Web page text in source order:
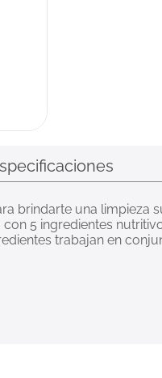
brindarte una limpieza
5 ingredientes
trabajan en